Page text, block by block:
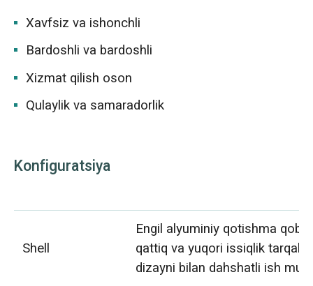
Xavfsiz va ishonchli
Bardoshli va bardoshli
Xizmat qilish oson
Qulaylik va samaradorlik
Konfiguratsiya
Shell
Engil alyuminiy qotishma
qattiq va yuqori issiqlik
dizayni bilan dahshatli ish